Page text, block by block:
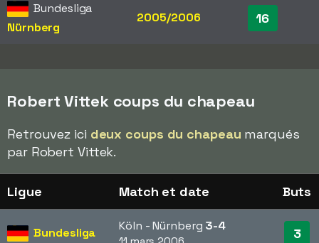
Bundesliga
Nürnberg
2005/2006 16
Robert Vittek coups du chapeau
Retrouvez ici deux coups du chapeau marqués
par Robert Vittek.
Ligue Match et date Buts
Bundesliga Köln - Nürnberg 3-4 3